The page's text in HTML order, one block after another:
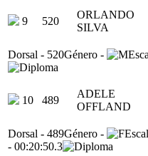
9 520
ORLANDO
SILVA
Dorsal - 520Género -
10 489
ADELE
OFFLAND
Dorsal - 489Género -
- 00:20:50.3